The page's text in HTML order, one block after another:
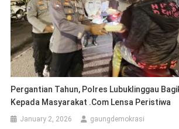
Pergantian Tahun, Polres Lubuklinggau
Kepada Masyarakat .com Lensa Peristiwa
January 2, 2026 gaungdemokrasi